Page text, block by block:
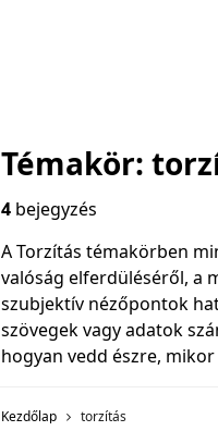
Témakör:
4 bejegyzés
A Torzítás témakörben
valóság elferdüléséről, a
szubjektív nézőpontok
szövegek vagy adatok
hogyan vedd észre,
Kezdőlap torzítás